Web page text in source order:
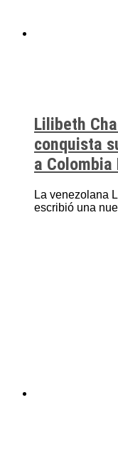
Lilibeth
conquista
a
La venezolana
escribió una